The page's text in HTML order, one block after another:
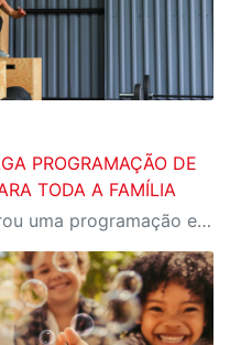
PROGRAMAÇÃO DE
TODA A FAMÍLIA
O CAT SESI Araçatuba preparou uma programação especial para o mês de agosto, reunindo atividades esportivas, culturais e recreativas para crianças, jovens e adultos.